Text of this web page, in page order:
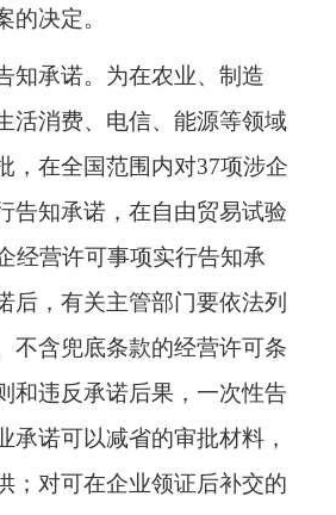
的决定。
知承诺。为在农业、制造
活消费、电信、能源等领域
，在全国范围内对37项涉企
告知承诺，在自由贸易试验
经营许可事项实行告知承
后，有关主管部门要依法列
不含兜底条款的经营许可条
和违反承诺后果，一次性告
承诺可以减省的审批材料，
；对可在企业领证后补交的